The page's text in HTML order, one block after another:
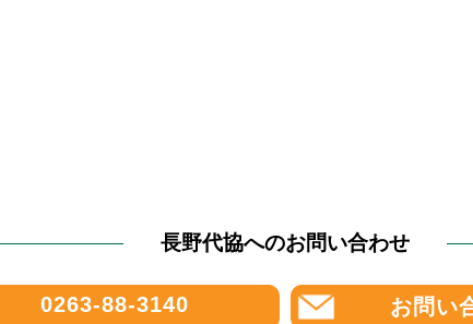
0263-88-3140 お問い
長野代協へのお問い合わせ